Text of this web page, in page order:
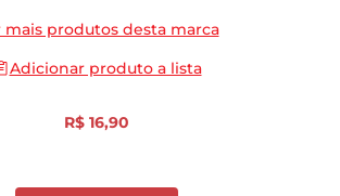
mais produtos desta marca
Adicionar produto a lista
R$ 16,90